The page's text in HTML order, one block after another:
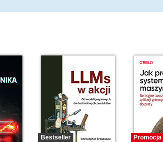
Bestseller
Promocja